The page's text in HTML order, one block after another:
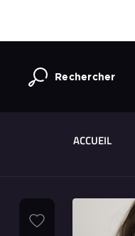
Rechercher
ACCUEIL